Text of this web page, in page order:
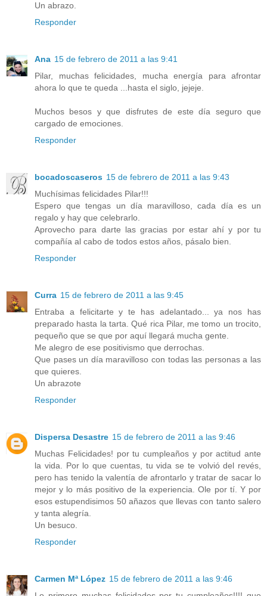
Un abrazo.
Responder
Ana 15 de febrero de 2011 a las 9:41
Pilar, muchas felicidades, mucha energía para afrontar
ahora lo que te queda ...hasta el siglo, jejeje.
Muchos besos y que disfrutes de este día seguro que
cargado de emociones.
Responder
bocadoscaseros 15 de febrero de 2011 a las 9:43
Muchísimas felicidades Pilar!!!
Espero que tengas un día maravilloso, cada día es un
regalo y hay que celebrarlo.
Aprovecho para darte las gracias por estar ahí y por tu
compañía al cabo de todos estos años, pásalo bien.
Responder
Curra 15 de febrero de 2011 a las 9:45
Entraba a felicitarte y te has adelantado... ya nos has
preparado hasta la tarta. Qué rica Pilar, me tomo un trocito,
pequeño que se que por aquí llegará mucha gente.
Me alegro de ese positivismo que derrochas.
Que pases un día maravilloso con todas las personas a las
que quieres.
Un abrazote
Responder
Dispersa Desastre 15 de febrero de 2011 a las 9:46
Muchas Felicidades! por tu cumpleaños y por actitud ante
la vida. Por lo que cuentas, tu vida se te volvió del revés,
pero has tenido la valentía de afrontarlo y tratar de sacar lo
mejor y lo más positivo de la experiencia. Ole por tí. Y por
esos estupendisimos 50 añazos que llevas con tanto salero
y tanta alegría.
Un besuco.
Responder
Carmen Mª López 15 de febrero de 2011 a las 9:46